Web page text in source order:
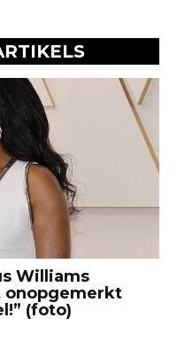
Williams
onopgemerkt
(foto)